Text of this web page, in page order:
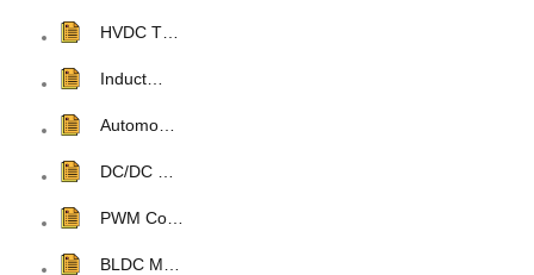
HVDC T…
Induct…
Automo…
DC/DC …
PWM Co…
BLDC M…